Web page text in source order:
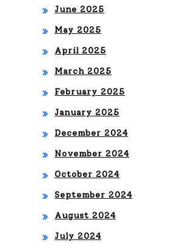
Osc
June 2025
May 2025
April 2025
March 2025
February 2025
January 2025
December 2024
November 2024
October 2024
September 2024
August 2024
July 2024